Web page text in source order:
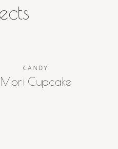
CANDY
Mori Cupcake